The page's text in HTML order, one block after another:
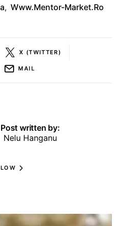
, Www.Mentor-Market.ro
X (TWITTER)
MAIL
Post written by:
Nelu Hanganu